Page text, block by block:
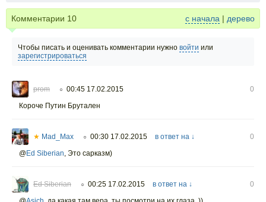
Комментарии 10 с начала | дерево
Чтобы писать и оценивать комментарии нужно войти или
зарегистрироваться
prom ○ 00:45 17.02.2015
0
Короче Путин Брутален
★ Mad_Max ○ 00:30 17.02.2015 в ответ на ↓
0
@Ed Siberian, Это сарказм)
Ed Siberian ○ 00:25 17.02.2015 в ответ на ↓
0